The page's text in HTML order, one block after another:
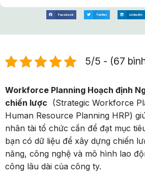
Facebook Twitter LinkedIn
5/5 - (67
Workforce Planning Hoạch định
chiến lược (Strategic Workforce
Human Resource Planning HRP)
nhân tài tổ chức cần để đạt mục
bạn có dữ liệu để xây dựng chiến
năng, công nghệ và mô hình lao
công lâu dài của công ty.